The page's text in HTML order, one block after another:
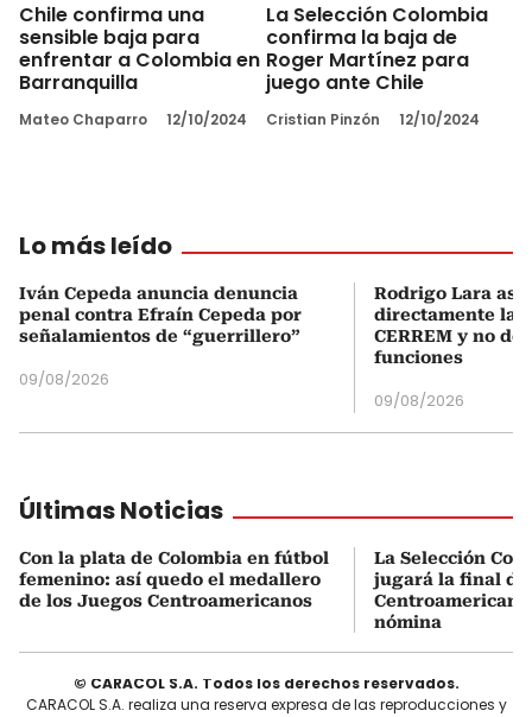
Chile confirma una
sensible baja para
enfrentar a Colombia en
Barranquilla
Mateo Chaparro 12/10/2024
La Selección Colombia
confirma la baja de
Roger Martínez para
juego ante Chile
Cristian Pinzón 12/10/2024
Lo más leído
Iván Cepeda anuncia denuncia
penal contra Efraín Cepeda por
señalamientos de “guerrillero”
09/08/2026
Rodrigo Lara
directamente la
CERREM y no
funciones
09/08/2026
Últimas Noticias
Con la plata de Colombia en fútbol
femenino: así quedo el medallero
de los Juegos Centroamericanos
La Selección
jugará la final de
nómina
© CARACOL S.A. Todos los derechos reservados.
CARACOL S.A. realiza una reserva expresa de las reproducciones y